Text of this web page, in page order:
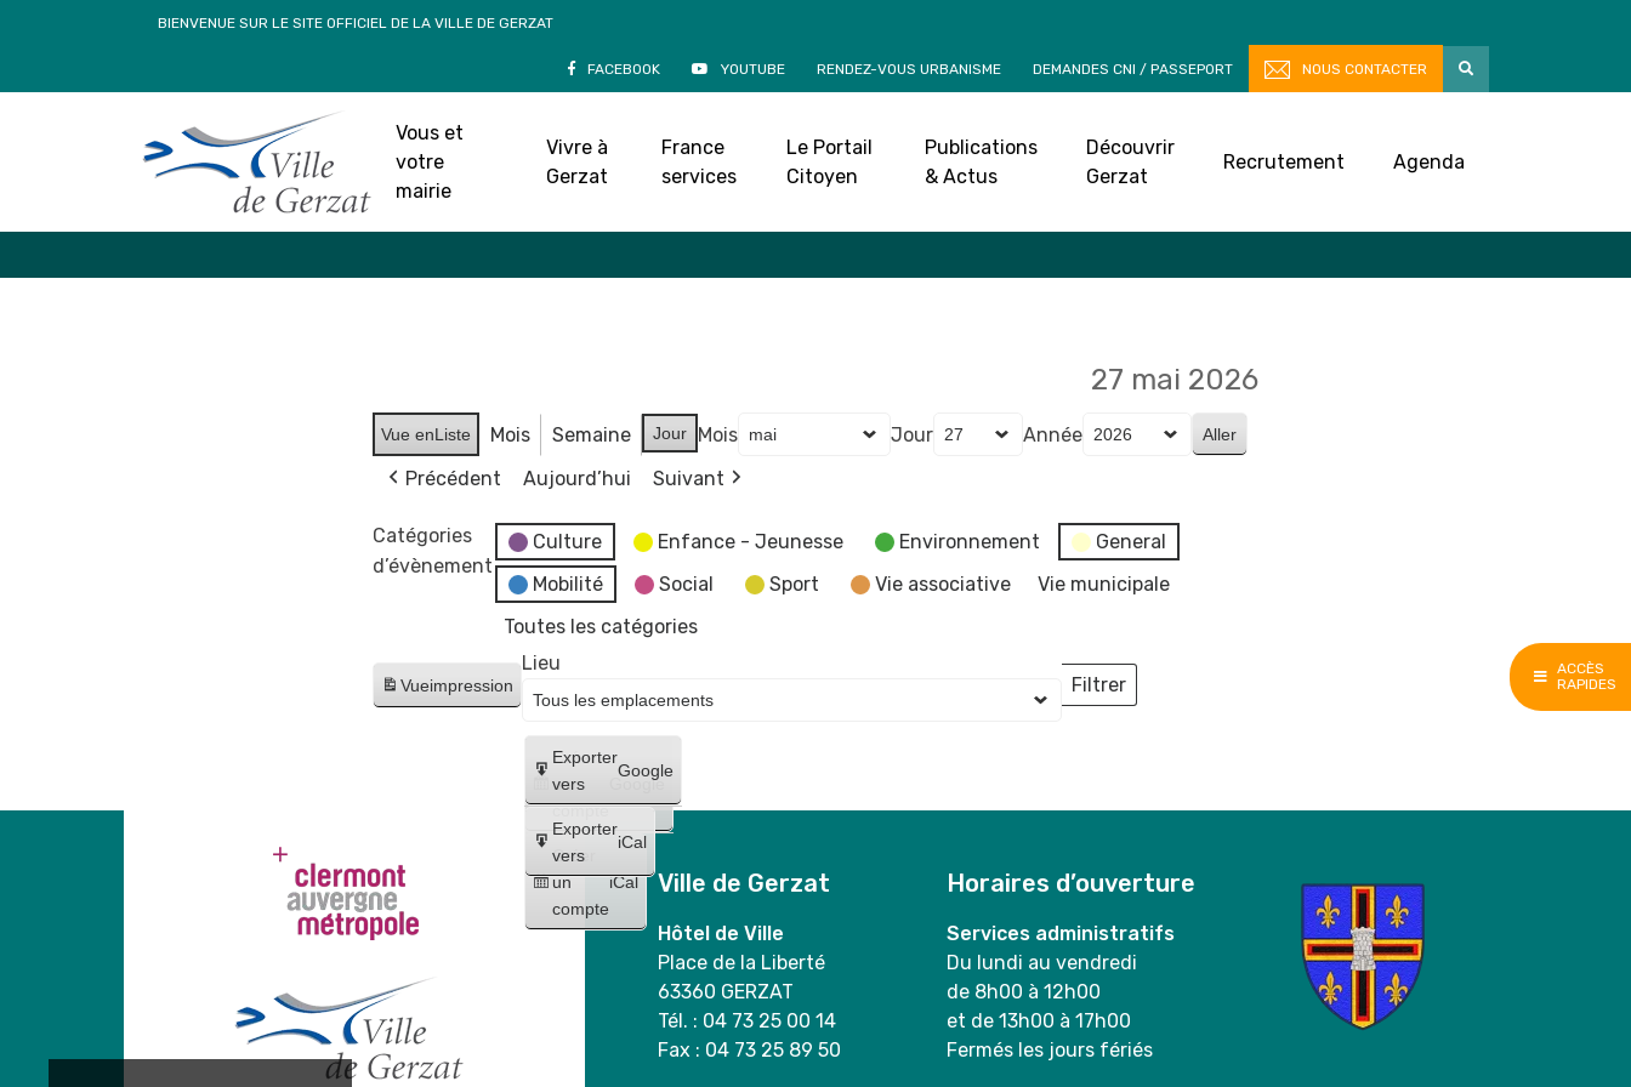
ACCÈS
RAPIDES
BIENVENUE SUR LE SITE OFFICIEL DE LA VILLE DE GERZAT
FACEBOOK YOUTUBE RENDEZ-VOUS URBANISME DEMANDES CNI / PASSEPORT NOUS CONTACTER
Vous et
votre
mairie
Vivre à
Gerzat
France
services
Le Portail
Citoyen
Publications
& Actus
Découvrir
Gerzat
Recrutement Agenda
Accueil»Agenda
27 mai 2026
Vue enListe Mois Semaine Jour Mois Jour
Année
Précédent
Aujourd’hui Suivant
Catégories
d’évènement
Culture Enfance - Jeunesse Environnement
General
Mobilité
Social Sport Vie associative
Vie municipale
Toutes les catégories
Vueimpression
Créer
un
compte
Google
Créer
un
compte
iCal
Exporter
vers
Google
Exporter
vers
iCal
Lieu
Filtrer
Lieux
Ville de Gerzat
Hôtel de Ville
Place de la Liberté
63360 GERZAT
Tél. : 04 73 25 00 14
Fax : 04 73 25 89 50
Horaires d’ouverture
Services administratifs
Du lundi au vendredi
de 8h00 à 12h00
et de 13h00 à 17h00
Fermés les jours fériés